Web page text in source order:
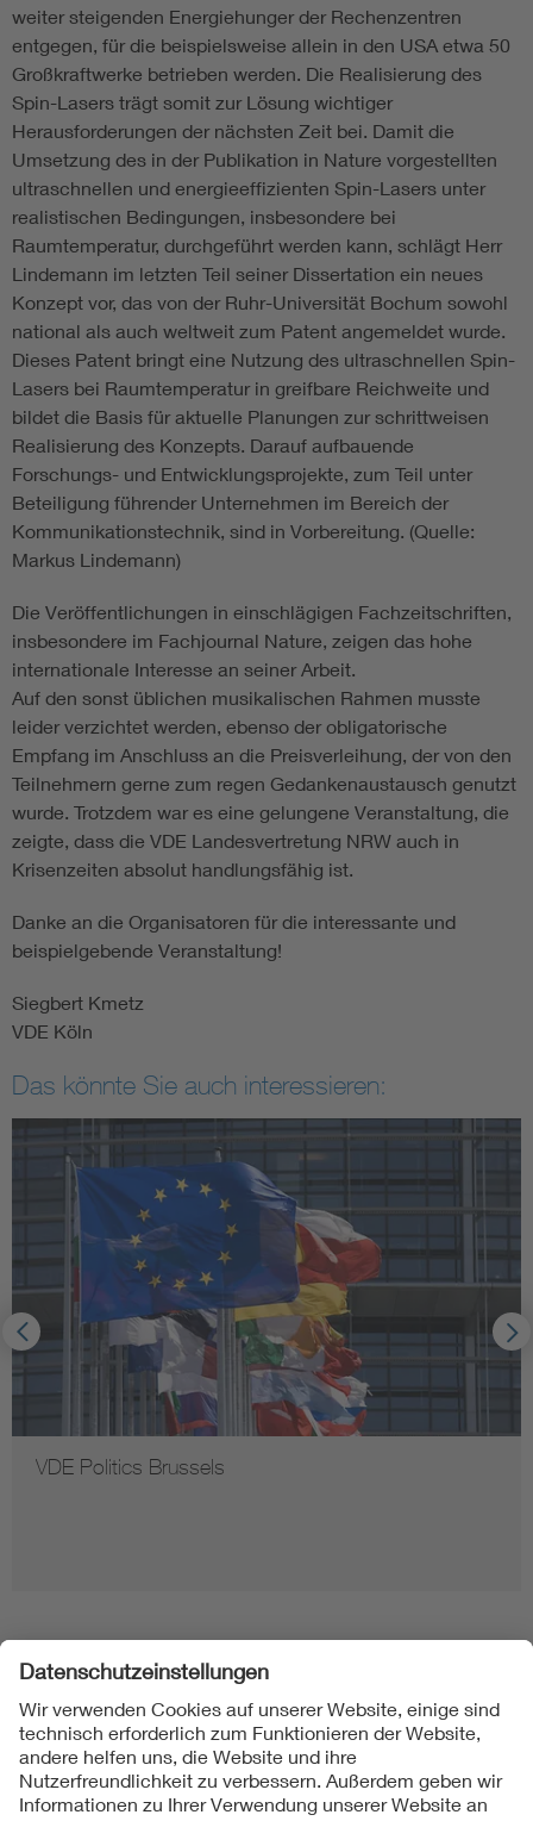
weiter steigenden Energiehunger der Rechenzentren
entgegen, für die beispielsweise allein in den USA etwa 50
Großkraftwerke betrieben werden. Die Realisierung des
Spin-Lasers trägt somit zur Lösung wichtiger
Herausforderungen der nächsten Zeit bei. Damit die
Umsetzung des in der Publikation in Nature vorgestellten
ultraschnellen und energieeffizienten Spin-Lasers unter
realistischen Bedingungen, insbesondere bei
Raumtemperatur, durchgeführt werden kann, schlägt Herr
Lindemann im letzten Teil seiner Dissertation ein neues
Konzept vor, das von der Ruhr-Universität Bochum sowohl
national als auch weltweit zum Patent angemeldet wurde.
Dieses Patent bringt eine Nutzung des ultraschnellen Spin-
Lasers bei Raumtemperatur in greifbare Reichweite und
bildet die Basis für aktuelle Planungen zur schrittweisen
Realisierung des Konzepts. Darauf aufbauende
Forschungs- und Entwicklungsprojekte, zum Teil unter
Beteiligung führender Unternehmen im Bereich der
Kommunikationstechnik, sind in Vorbereitung. (Quelle:
Markus Lindemann)
Die Veröffentlichungen in einschlägigen Fachzeitschriften,
insbesondere im Fachjournal Nature, zeigen das hohe
internationale Interesse an seiner Arbeit.
Auf den sonst üblichen musikalischen Rahmen musste
leider verzichtet werden, ebenso der obligatorische
Empfang im Anschluss an die Preisverleihung, der von den
Teilnehmern gerne zum regen Gedankenaustausch genutzt
wurde. Trotzdem war es eine gelungene Veranstaltung, die
zeigte, dass die VDE Landesvertretung NRW auch in
Krisenzeiten absolut handlungsfähig ist.
Danke an die Organisatoren für die interessante und
beispielgebende Veranstaltung!
Siegbert Kmetz
VDE Köln
Das könnte Sie auch interessieren:
VDE Politics Brussels
Folgen Sie uns